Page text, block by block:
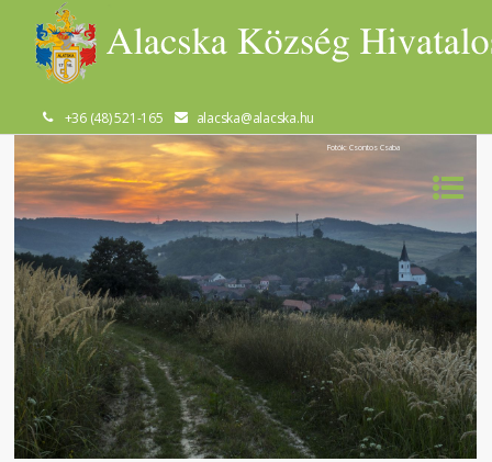
+36 (48) 521-165 alacska@alacska.hu
Fotók: Csontos Csaba